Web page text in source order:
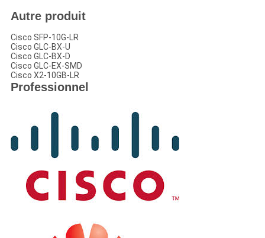
Autre produit
Cisco SFP-10G-LR
Cisco GLC-BX-U
Cisco GLC-BX-D
Cisco GLC-EX-SMD
Cisco X2-10GB-LR
Professionnel